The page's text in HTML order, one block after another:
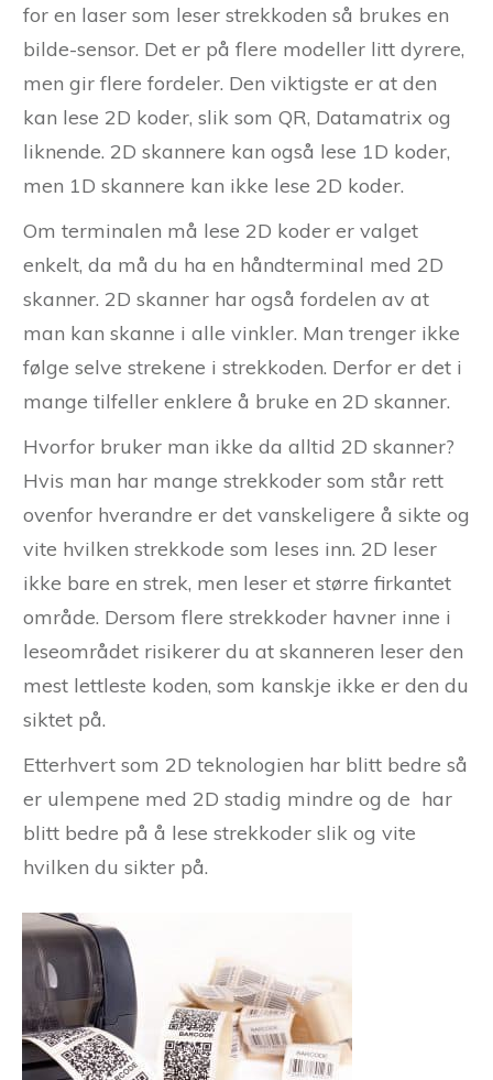
for en laser som leser strekkoden så brukes en
bilde-sensor. Det er på flere modeller litt dyrere,
men gir flere fordeler. Den viktigste er at den
kan lese 2D koder, slik som QR, Datamatrix og
liknende. 2D skannere kan også lese 1D koder,
men 1D skannere kan ikke lese 2D koder.
Om terminalen må lese 2D koder er valget
enkelt, da må du ha en håndterminal med 2D
skanner. 2D skanner har også fordelen av at
man kan skanne i alle vinkler. Man trenger ikke
følge selve strekene i strekkoden. Derfor er det i
mange tilfeller enklere å bruke en 2D skanner.
Hvorfor bruker man ikke da alltid 2D skanner?
Hvis man har mange strekkoder som står rett
ovenfor hverandre er det vanskeligere å sikte og
vite hvilken strekkode som leses inn. 2D leser
ikke bare en strek, men leser et større firkantet
område. Dersom flere strekkoder havner inne i
leseområdet risikerer du at skanneren leser den
mest lettleste koden, som kanskje ikke er den du
siktet på.
Etterhvert som 2D teknologien har blitt bedre så
er ulempene med 2D stadig mindre og de har
blitt bedre på å lese strekkoder slik og vite
hvilken du sikter på.